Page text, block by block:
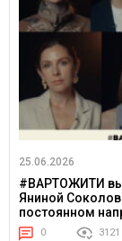
25.06.2026
#ВАРТОЖИТИ
Яниной
постоянном
0 3121